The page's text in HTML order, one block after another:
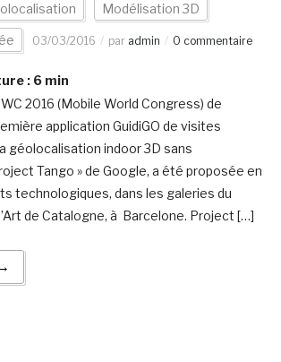
Modélisation 3D
03/03/2016 par admin 0 commentaire
: 6 min
2016 (Mobile World Congress) de
application GuidiGO de visites
géolocalisation indoor 3D sans
Tango » de Google, a été proposée en
technologiques, dans les galeries du
de Catalogne, à Barcelone. Project […]